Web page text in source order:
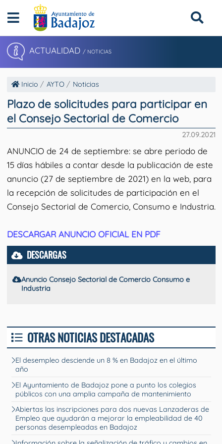
ACTUALIDAD / NOTICIAS
Inicio AYTO Noticias
Plazo de solicitudes para participar en
el Consejo Sectorial de Comercio
27.09.2021
ANUNCIO de 24 de septiembre: se abre periodo de
15 días hábiles a contar desde la publicación de este
anuncio (27 de septiembre de 2021) en la web, para
la recepción de solicitudes de participación en el
Consejo Sectorial de Comercio, Consumo e Industria.
DESCARGAR ANUNCIO OFICIAL EN PDF
DESCARGAS
Anuncio Consejo Sectorial de Comercio Consumo e
Industria
OTRAS NOTICIAS DESTACADAS
El desempleo desciende un 8 % en Badajoz en el último
año
El Ayuntamiento de Badajoz pone a punto los colegios
públicos con una amplia campaña de mantenimiento
Abiertas las inscripciones para dos nuevas Lanzaderas de
Empleo que ayudarán a mejorar la empleabilidad de 40
personas desempleadas en Badajoz